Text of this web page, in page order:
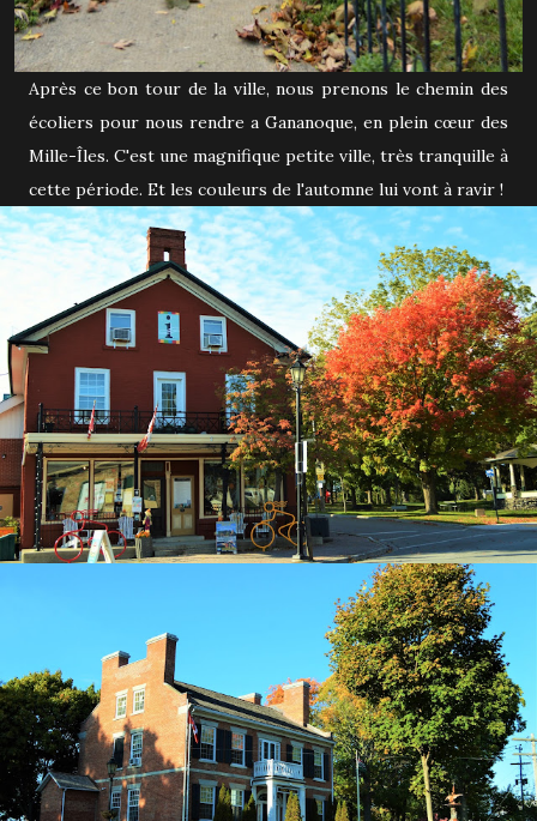
Après ce bon tour de la ville, nous prenons le chemin des
écoliers pour nous rendre a Gananoque, en plein cœur des
Mille-Îles. C'est une magnifique petite ville, très tranquille à
cette période. Et les couleurs de l'automne lui vont à ravir !